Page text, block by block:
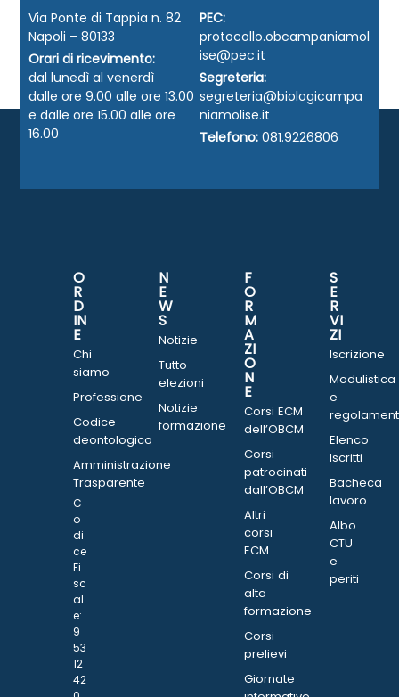
Via Ponte di Tappia n. 82
Napoli – 80133
Orari di ricevimento:
dal lunedì al venerdì
dalle ore 9.00 alle ore 13.00
e dalle ore 15.00 alle ore
16.00
PEC:
protocollo.obcampaniamol
ise@pec.it
Segreteria:
segreteria@biologicampa
niamolise.it
Telefono: 081.9226806
O
R
D
IN
E
Chi
siamo
Professione
Codice
deontologico
Amministrazione
Trasparente
C
o
di
ce
Fi
sc
al
e:
9
53
12
42
N
E
W
S
Notizie
Tutto
elezioni
Notizie
formazione
F
O
R
M
A
ZI
O
N
E
Corsi ECM
dell’OBCM
Corsi
patrocinati
dall’OBCM
Altri
corsi
ECM
Corsi di
alta
formazione
Corsi
prelievi
Giornate
S
E
R
VI
ZI
Iscrizione
Modulistica
e
Elenco
Iscritti
Bacheca
lavoro
Albo
CTU
e
periti